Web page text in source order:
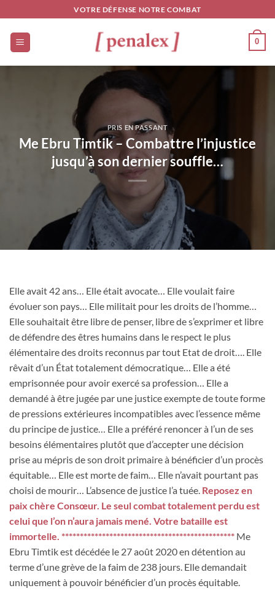
au
contenu
VOTRE DÉFENSE NOTRE COMBAT
0
PRIS EN PASSANT
Me Ebru Timtik – Combattre l’injustice
jusqu’à son dernier souffle…
Elle avait 42 ans… Elle était avocate… Elle voulait faire
évoluer son pays… Elle militait pour les droits de l’homme…
Elle souhaitait être libre de penser, libre de s’exprimer et libre
de défendre des êtres humains dans le respect le plus
élémentaire des droits reconnus par tout Etat de droit…. Elle
rêvait d’un État totalement démocratique… Elle a été
emprisonnée pour avoir exercé sa profession… Elle a
demandé à être jugée par une justice exempte de toute forme
de pressions extérieures incompatibles avec l’essence même
du principe de justice… Elle a préféré renoncer à l’un de ses
besoins élémentaires plutôt que d’accepter une décision
prise au mépris de son droit primaire à bénéficier d’un procès
équitable… Elle est morte de faim… Elle n’avait pourtant pas
choisi de mourir… L’absence de justice l’a tuée. Reposez en
paix chère Consœur. Le seul combat totalement perdu est
celui que l’on n’aura jamais mené. Votre bataille est
immortelle. *********************************************** Me
Ebru Timtik est décédée le 27 août 2020 en détention au
terme d’une grève de la faim de 238 jours. Elle demandait
uniquement à pouvoir bénéficier d’un procès équitable.